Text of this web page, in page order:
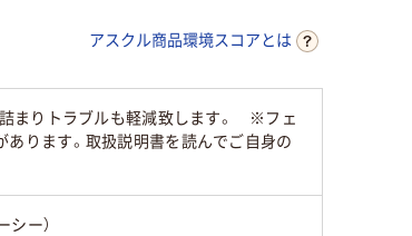
アスクル商品環境スコアとは
詰まりトラブルも軽減致します。 ※フェ
ります。取扱説明書を読んでご自身の
シー）